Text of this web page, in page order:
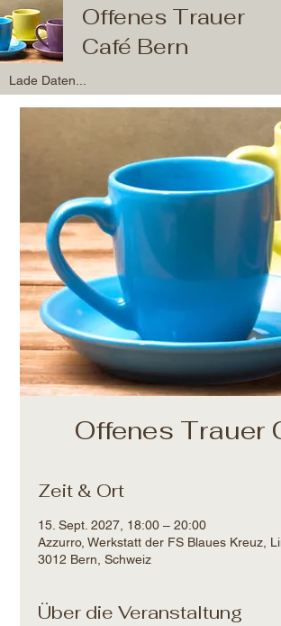
Lade Daten...
Offenes Trauer
Café Bern
Offenes Trauer
Zeit & Ort
15. Sept. 2027, 18:00 – 20:00
Azzurro, Werkstatt der FS Blaues Kreuz,
3012 Bern, Schweiz
Über die Veranstaltung